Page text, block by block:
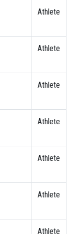
Athlete
Athlete
Athlete
Athlete
Athlete
Athlete
Athlete